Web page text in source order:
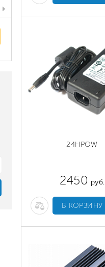
24HPOW
2450 руб.
В КОРЗИНУ